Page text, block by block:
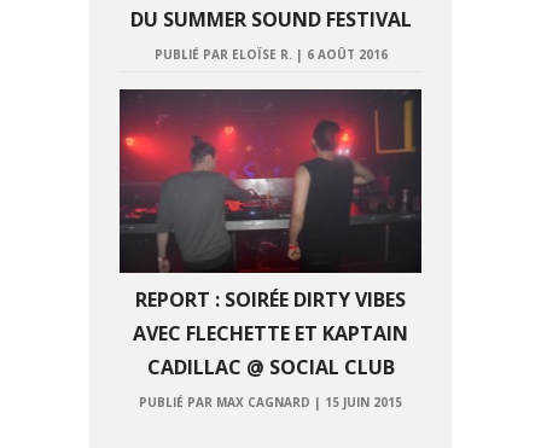
DU SUMMER SOUND FESTIVAL
PUBLIÉ PAR ELOÏSE R.| 6 AOÛT 2016
REPORT : SOIRÉE DIRTY VIBES
AVEC FLECHETTE ET KAPTAIN
CADILLAC @ SOCIAL CLUB
PUBLIÉ PAR MAX CAGNARD | 15 JUIN 2015